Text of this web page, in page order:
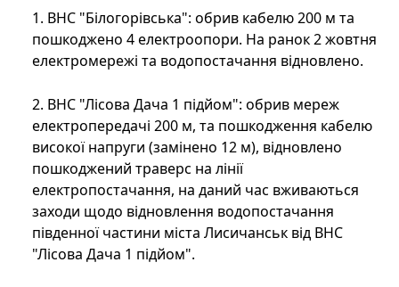
1. ВНС "Білогорівська": обрив кабелю 200 м та
пошкоджено 4 електроопори. На ранок 2 жовтня
електромережі та водопостачання відновлено.
2. ВНС "Лісова Дача 1 підйом": обрив мереж
електропередачі 200 м, та пошкодження кабелю
високої напруги (замінено 12 м), відновлено
пошкоджений траверс на лінії
електропостачання, на даний час вживаються
заходи щодо відновлення водопостачання
південної частини міста Лисичанськ від ВНС
"Лісова Дача 1 підйом".